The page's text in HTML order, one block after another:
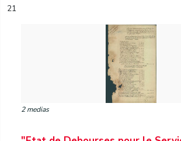
21
2 medias